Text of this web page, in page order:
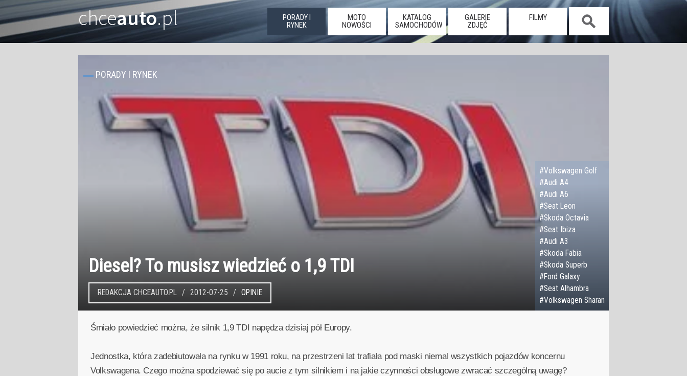
chceauto.pl
PORADY I
RYNEK
MOTO
NOWOŚCI
KATALOG
SAMOCHODÓW
GALERIE
ZDJĘĆ
FILMY
Diesel? To musisz wiedzieć o 1,9 TDI
PORADY I RYNEK
REDAKCJA CHCEAUTO.PL 2012-07-25 OPINIE
#Volkswagen Golf
#Audi A4
#Audi A6
#Seat Leon
#Skoda Octavia
#Seat Ibiza
#Audi A3
#Skoda Fabia
#Skoda Superb
#Ford Galaxy
#Seat Alhambra
#Volkswagen Sharan
Śmiało powiedzieć można, że silnik 1,9 TDI napędza dzisiaj pół Europy.
Jednostka, która zadebiutowała na rynku w 1991 roku, na przestrzeni lat trafiała pod maski niemal wszystkich pojazdów koncernu
Volkswagena. Czego można spodziewać się po aucie z tym silnikiem i na jakie czynności obsługowe zwracać szczególną uwagę?